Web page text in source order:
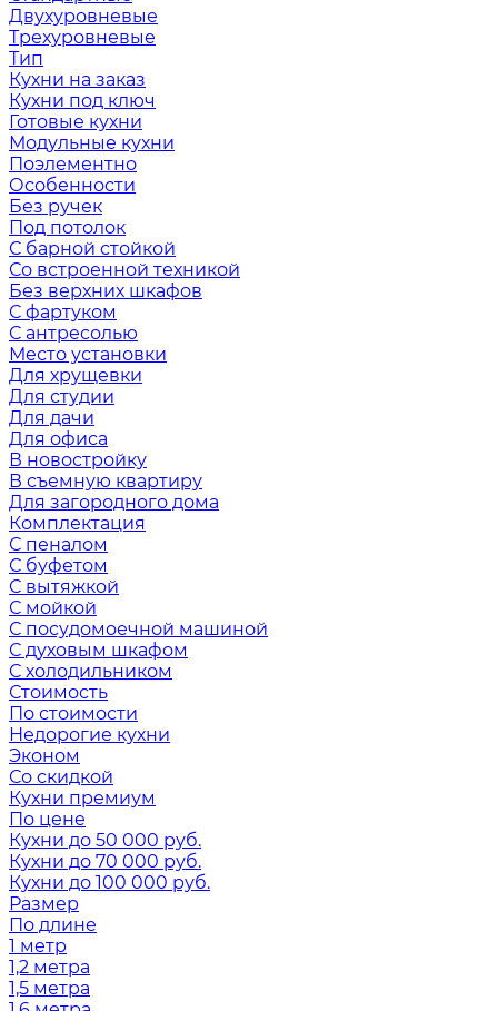
Двухуровневые
Трехуровневые
Тип
Кухни на заказ
Кухни под ключ
Готовые кухни
Модульные кухни
Поэлементно
Особенности
Без ручек
Под потолок
С барной стойкой
Со встроенной техникой
Без верхних шкафов
С фартуком
С антресолью
Место установки
Для хрущевки
Для студии
Для дачи
Для офиса
В новостройку
В съемную квартиру
Для загородного дома
Комплектация
С пеналом
С буфетом
С вытяжкой
С мойкой
С посудомоечной машиной
С духовым шкафом
С холодильником
Стоимость
По стоимости
Недорогие кухни
Эконом
Со скидкой
Кухни премиум
По цене
Кухни до 50 000 руб.
Кухни до 70 000 руб.
Кухни до 100 000 руб.
Размер
По длине
1 метр
1,2 метра
1,5 метра